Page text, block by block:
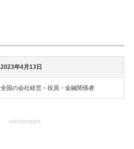
2023年4月13日
全国の会社経営・役員・金融関係者
advertisement